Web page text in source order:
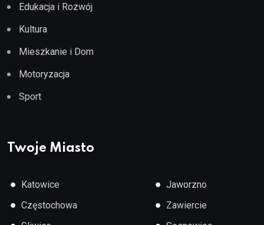
Edukacja i Rozwój
Kultura
Mieszkanie i Dom
Motoryzacja
Sport
Twoje Miasto
● Katowice
● Częstochowa
● Jaworzno
● Zawiercie